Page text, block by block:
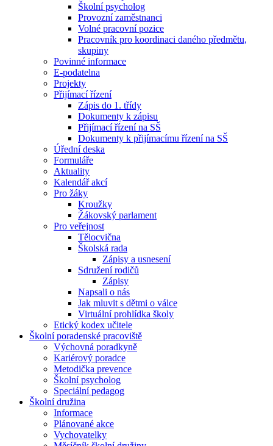
Školní psycholog
Provozní zaměstnanci
Volné pracovní pozice
Pracovník pro koordinaci daného předmětu,
skupiny
Povinné informace
E-podatelna
Projekty
Přijímací řízení
Zápis do 1. třídy
Dokumenty k zápisu
Přijímací řízení na SŠ
Dokumenty k přijímacímu řízení na SŠ
Úřední deska
Formuláře
Aktuality
Kalendář akcí
Pro žáky
Kroužky
Žákovský parlament
Pro veřejnost
Tělocvična
Školská rada
Zápisy a usnesení
Sdružení rodičů
Zápisy
Napsali o nás
Jak mluvit s dětmi o válce
Virtuální prohlídka školy
Etický kodex učitele
Školní poradenské pracoviště
Výchovná poradkyně
Kariérový poradce
Metodička prevence
Školní psycholog
Speciální pedagog
Školní družina
Informace
Plánované akce
Vychovatelky